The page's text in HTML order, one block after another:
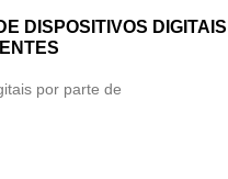
DISPOSITIVOS DIGITAIS
por parte de